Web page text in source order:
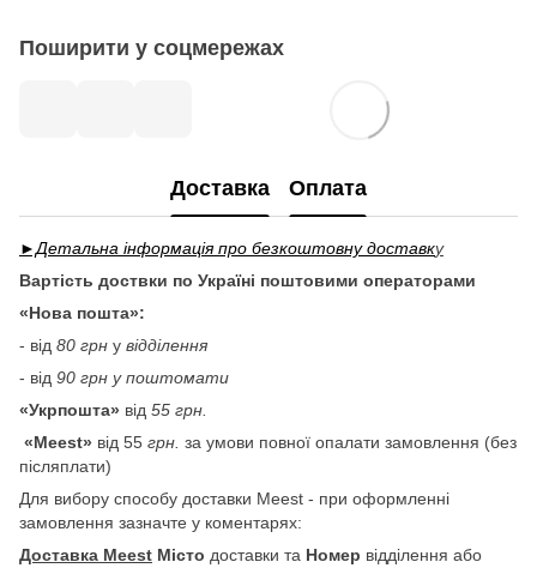
Поширити у соцмережах
Доставка Оплата
►Детальна інформація про безкоштовну доставку
Вартість доствки по Україні поштовими операторами
«Нова пошта»:
- від 80 грн у відділення
- від 90 грн у поштомати
«Укрпошта» від 55 грн.
«Meest» від 55 грн. за умови повної опалати замовлення (без
післяплати)
Для вибору способу доставки Meest - при оформленні
замовлення зазначте у коментарях:
Доставка Meest Місто доставки та Номер відділення або